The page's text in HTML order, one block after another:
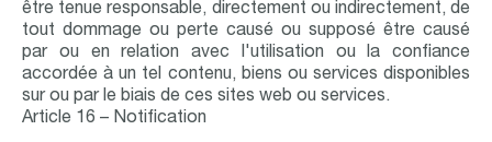
être tenue responsable, directement ou indirectement, de
tout dommage ou perte causé ou supposé être causé
par ou en relation avec l'utilisation ou la confiance
accordée à un tel contenu, biens ou services disponibles
sur ou par le biais de ces sites web ou services.
Article 16 – Notification